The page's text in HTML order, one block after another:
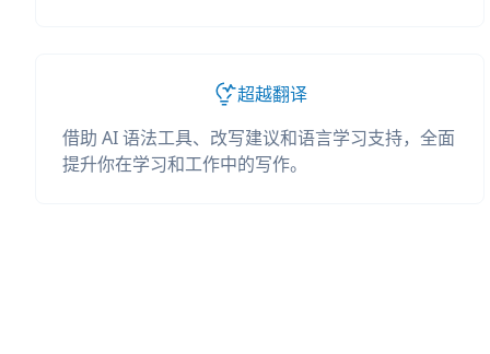
超越翻译
借助 AI 语法工具、改写建议和语言学习支持，全面
提升你在学习和工作中的写作。